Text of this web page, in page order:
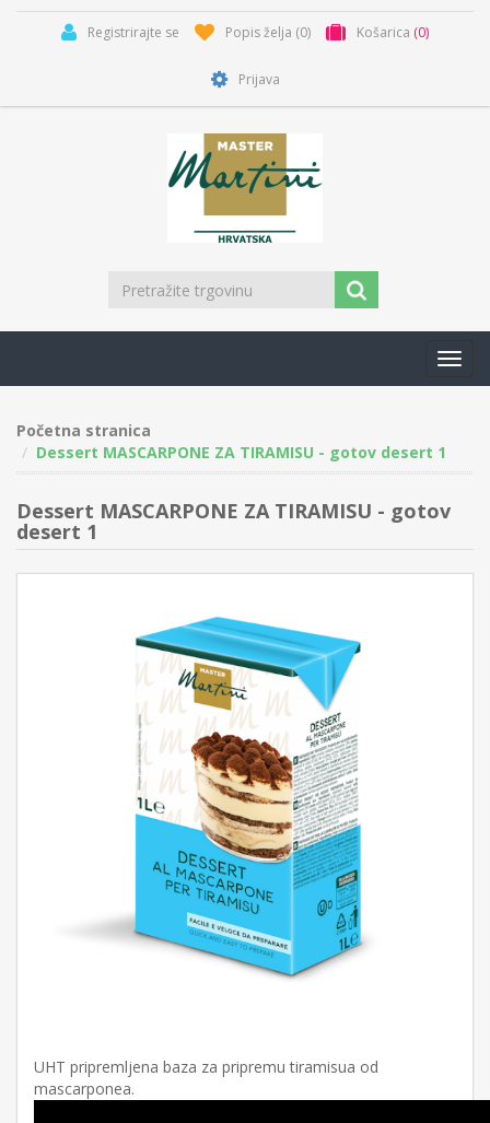
Registrirajte se Popis želja (0) Košarica (0)
Prijava
Početna stranica
Dessert MASCARPONE ZA TIRAMISU - gotov desert 1
Dessert MASCARPONE ZA TIRAMISU - gotov
desert 1
UHT pripremljena baza za pripremu tiramisua od
mascarponea.